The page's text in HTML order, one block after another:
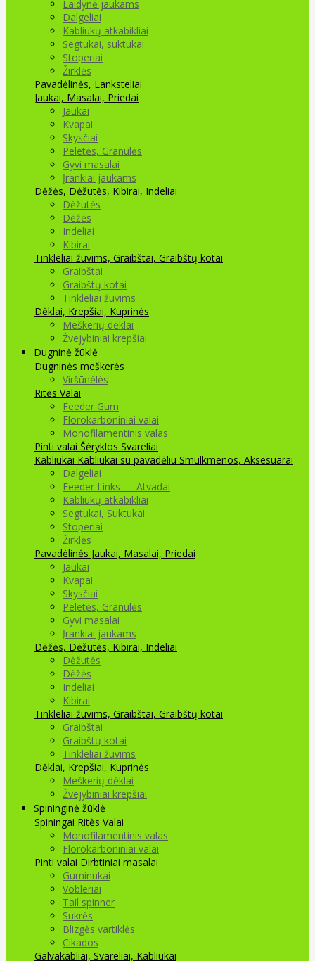
Laidynė jaukams
Dalgeliai
Kabliukų atkabikliai
Segtukai, suktukai
Stoperiai
Žirklės
Pavadėlinės, Lanksteliai
Jaukai, Masalai, Priedai
Jaukai
Kvapai
Skysčiai
Peletės, Granulės
Gyvi masalai
Įrankiai jaukams
Dėžės, Dėžutės, Kibirai, Indeliai
Dėžutės
Dėžės
Indeliai
Kibirai
Tinkleliai žuvims, Graibštai, Graibštų kotai
Graibštai
Graibštų kotai
Tinkleliai žuvims
Dėklai, Krepšiai, Kuprinės
Meškerių dėklai
Žvejybiniai krepšiai
Dugninė žūklė
Dugninės meškerės
Viršūnėlės
Ritės Valai
Feeder Gum
Florokarboniniai valai
Monofilamentinis valas
Pinti valai Šėryklos Svareliai
Kabliukai Kabliukai su pavadėliu Smulkmenos, Aksesuarai
Dalgeliai
Feeder Links — Atvadai
Kabliukų atkabikliai
Segtukai, Suktukai
Stoperiai
Žirklės
Pavadėlinės Jaukai, Masalai, Priedai
Jaukai
Kvapai
Skysčiai
Peletės, Granulės
Gyvi masalai
Įrankiai jaukams
Dėžės, Dėžutės, Kibirai, Indeliai
Dėžutės
Dėžės
Indeliai
Kibirai
Tinkleliai žuvims, Graibštai, Graibštų kotai
Graibštai
Graibštų kotai
Tinkleliai žuvims
Dėklai, Krepšiai, Kuprinės
Meškerių dėklai
Žvejybiniai krepšiai
Spininginė žūklė
Spiningai Ritės Valai
Monofilamentinis valas
Florokarboniniai valai
Pinti valai Dirbtiniai masalai
Guminukai
Vobleriai
Tail spinner
Sukrės
Blizgės vartiklės
Cikados
Galvakabliai, Svareliai, Kabliukai